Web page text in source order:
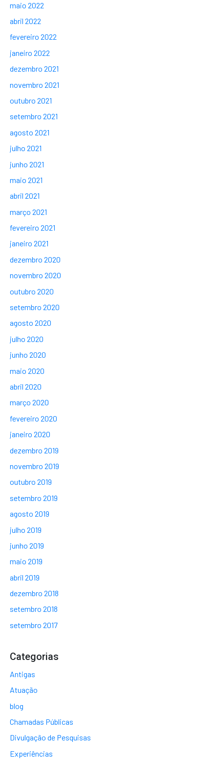
maio 2022
abril 2022
fevereiro 2022
janeiro 2022
dezembro 2021
novembro 2021
outubro 2021
setembro 2021
agosto 2021
julho 2021
junho 2021
maio 2021
abril 2021
março 2021
fevereiro 2021
janeiro 2021
dezembro 2020
novembro 2020
outubro 2020
setembro 2020
agosto 2020
julho 2020
junho 2020
maio 2020
abril 2020
março 2020
fevereiro 2020
janeiro 2020
dezembro 2019
novembro 2019
outubro 2019
setembro 2019
agosto 2019
julho 2019
junho 2019
maio 2019
abril 2019
dezembro 2018
setembro 2018
setembro 2017
Categorias
Antigas
Atuação
blog
Chamadas Públicas
Divulgação de Pesquisas
Experiências